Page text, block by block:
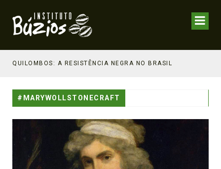
QUILOMBOS: A RESISTÊNCIA NEGRA NO BRASIL
#MARYWOLLSTONECRAFT